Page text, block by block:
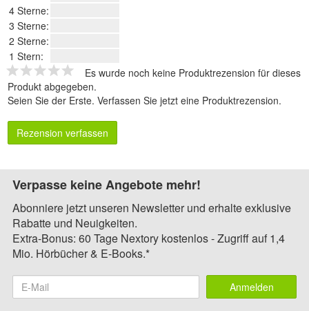
4 Sterne:
3 Sterne:
2 Sterne:
1 Stern:
Es wurde noch keine Produktrezension für dieses
Produkt abgegeben.
Seien Sie der Erste. Verfassen Sie jetzt eine Produktrezension.
Rezension verfassen
Verpasse keine Angebote mehr!
Abonniere jetzt unseren Newsletter und erhalte exklusive
Rabatte und Neuigkeiten.
Extra-Bonus: 60 Tage Nextory kostenlos - Zugriff auf 1,4
Mio. Hörbücher & E-Books.*
Anmelden